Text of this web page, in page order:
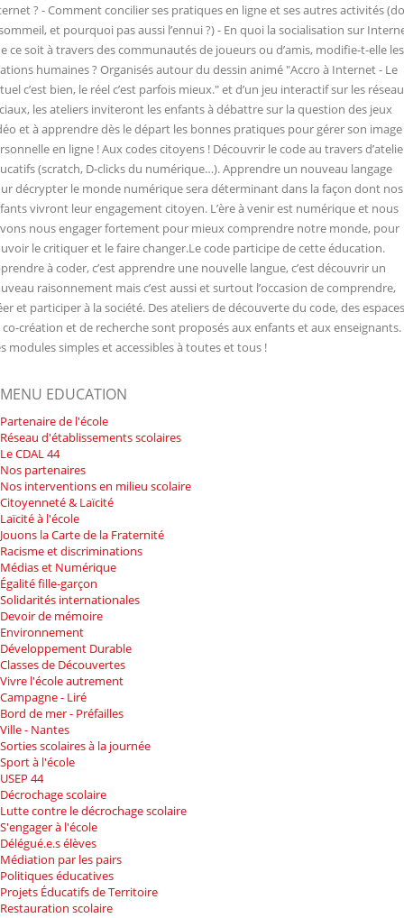
? - Comment concilier ses pratiques en ligne et ses autres activités
et pourquoi pas aussi l’ennui ?) - En quoi la socialisation sur
ce soit à travers des communautés de joueurs ou d’amis, modifie-t-elle les
humaines ? Organisés autour du dessin animé "Accro à Internet - Le
c’est bien, le réel c’est parfois mieux." et d’un jeu interactif sur les
les ateliers inviteront les enfants à débattre sur la question des jeux
et à apprendre dès le départ les bonnes pratiques pour gérer son image
en ligne ! Aux codes citoyens ! Découvrir le code au travers
(scratch, D-clicks du numérique…). Apprendre un nouveau langage
décrypter le monde numérique sera déterminant dans la façon dont nos
vivront leur engagement citoyen. L’ère à venir est numérique et nous
nous engager fortement pour mieux comprendre notre monde, pour
le critiquer et le faire changer.Le code participe de cette éducation.
à coder, c’est apprendre une nouvelle langue, c’est découvrir un
raisonnement mais c’est aussi et surtout l’occasion de comprendre,
et participer à la société. Des ateliers de découverte du code, des espaces
co-création et de recherche sont proposés aux enfants et aux enseignants.
modules simples et accessibles à toutes et tous !
MENU EDUCATION
Partenaire de l'école
Réseau d'établissements scolaires
Le CDAL 44
Nos partenaires
Nos interventions en milieu scolaire
Citoyenneté & Laïcité
Laïcité à l'école
Jouons la Carte de la Fraternité
Racisme et discriminations
Médias et Numérique
Égalité fille-garçon
Solidarités internationales
Devoir de mémoire
Environnement
Développement Durable
Classes de Découvertes
Vivre l'école autrement
Campagne - Liré
Bord de mer - Préfailles
Ville - Nantes
Sorties scolaires à la journée
Sport à l'école
USEP 44
Décrochage scolaire
Lutte contre le décrochage scolaire
S'engager à l'école
Délégué.e.s élèves
Médiation par les pairs
Politiques éducatives
Projets Éducatifs de Territoire
Restauration scolaire